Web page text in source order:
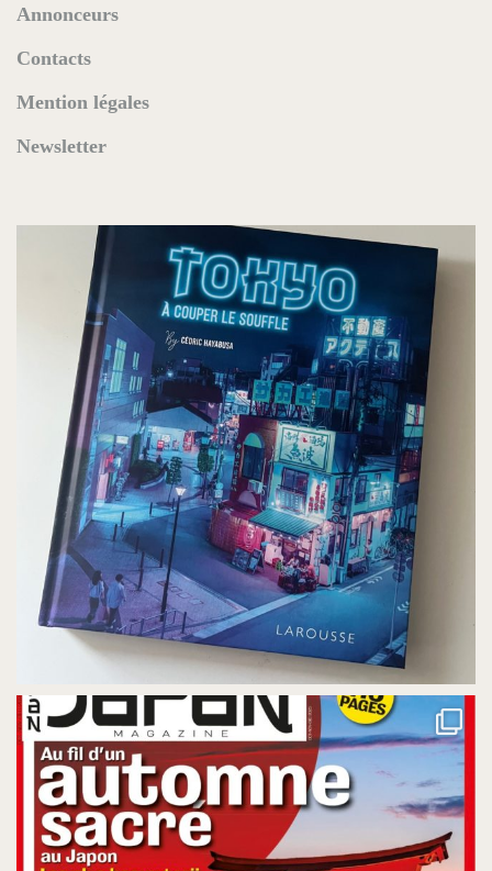
Annonceurs
Contacts
Mention légales
Newsletter